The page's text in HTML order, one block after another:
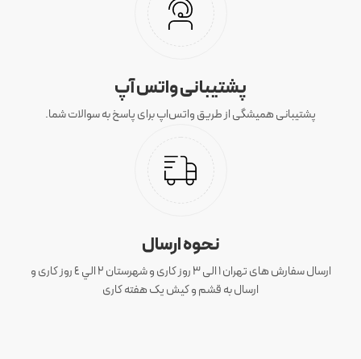
پشتیبانی واتس آپ
پشتیبانی همیشگی از طریق واتس‌اپ برای پاسخ به سوالات شما.
نحوه ارسال
ارسال سفارش های تهران 1 الی 3 روز کاری و شهرستان ٢ الي ٤ روز کاری و
ارسال به قشم و کیش یک هفته کاری